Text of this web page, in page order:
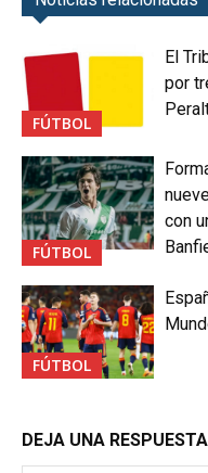
FÚTBOL
El
por
FÚTBOL
con
FÚTBOL
DEJA UNA RESPUESTA